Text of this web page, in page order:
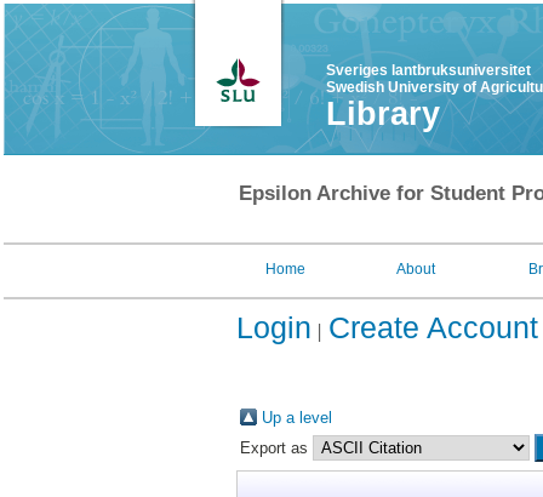
Sveriges lantbruksuniversitet
Swedish University of
Library
Epsilon Archive for Student
Home About
Login Create Account
Up a level
Export as